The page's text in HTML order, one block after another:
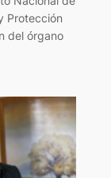
Protección
del órgano